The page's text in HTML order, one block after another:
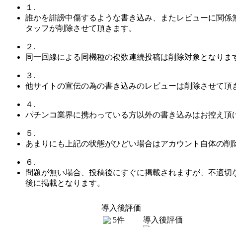
１.
誰かを誹謗中傷するような書き込み、またレビューに関
タッフが削除させて頂きます。
２.
同一回線による同機種の複数連続投稿は削除対象となりま
３.
他サイトの宣伝の為の書き込みのレビューは削除させて頂
４.
パチンコ業界に携わっている方以外の書き込みはお控え頂
５.
あまりにも上記の状態がひどい場合はアカウント自体の削
６.
問題が無い場合、投稿後にすぐに掲載されますが、不適
後に掲載となります。
導入後評価
5件
導入後評価